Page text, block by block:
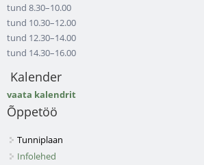
tund 8.30–10.00
tund 10.30–12.00
tund 12.30–14.00
tund 14.30–16.00
Kalender
vaata kalendrit
Õppetöö
Tunniplaan
Infolehed